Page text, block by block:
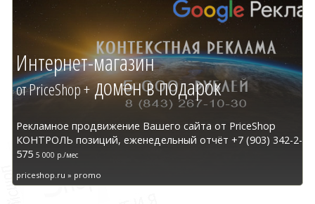
Интернет-магазин
от PriceShop +домен в подарок
Рекламное продвижение Вашего сайта от PriceShop
КОНТРОЛЬ позиций, еженедельный отчёт +7 (903) 342-2-
575 5 000 р./мес
priceshop.ru » promo